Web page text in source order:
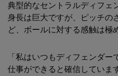
典型的なセントラルディフェ
身長は巨大ですが、ピッチの
ど、ボールに対する感触は極
「私はいつもディフェンダ
仕事ができると確信していま